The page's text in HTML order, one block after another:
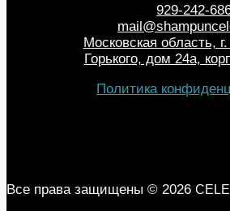
929-242-
Московская область,
Горького, дом 24а,
Политика
Все права защищены © 2026